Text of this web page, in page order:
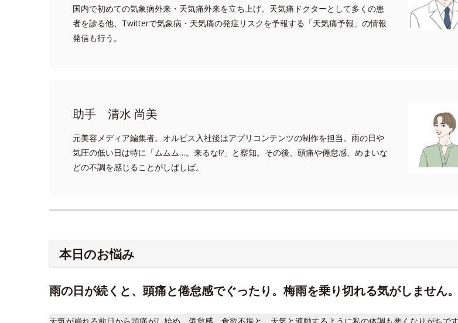
国内で初めての気象病外来・天気痛外来を立ち上げ。天気痛ドクターとして多くの患
者を診る他、Twitterで気象病・天気痛の発症リスクを予報する「天気痛予報」の情報
発信も行う。
助手 清水 尚美
元美容メディア編集者。オルビス入社後はアプリコンテンツの制作を担当。雨の日や
気圧の低い日は特に「ムムム…。来るな!?」と察知。その後、頭痛や倦怠感、めまいな
どの不調を感じることがしばしば。
本日のお悩み
雨の日が続くと、頭痛と倦怠感でぐったり。梅雨を乗り切れる気がしません。